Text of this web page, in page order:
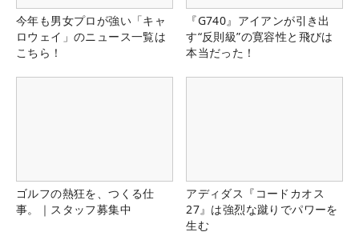
今年も男女プロが強い「キャ
ロウェイ」のニュース一覧は
こちら！
『G740』アイアンが引き出
す“反則級”の寛容性と飛びは
本当だった！
ゴルフの熱狂を、つくる仕
事。｜スタッフ募集中
アディダス『コードカオス
27』は強烈な蹴りでパワーを
生む